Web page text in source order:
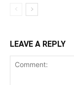
LEAVE A REPLY